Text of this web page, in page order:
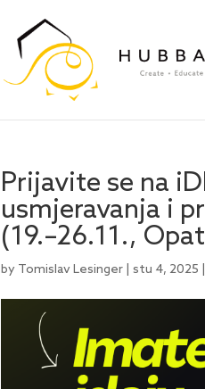
Prijavite se na
usmjeravanja i
(19.–26.11.,
by Tomislav Lesinger |stu 4, 2025